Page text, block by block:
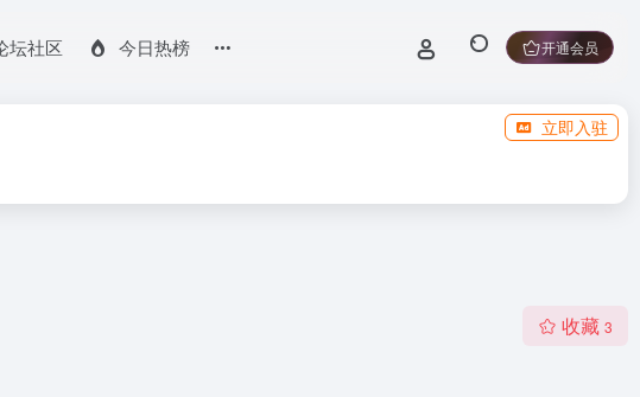
坛社区 今日热榜 开通会员
立即入驻
收藏 3